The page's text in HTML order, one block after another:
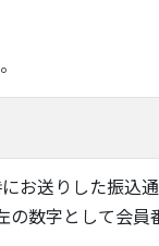
お送りした振込
の数字として会